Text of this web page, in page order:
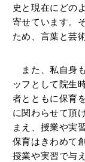
史と現在にどの
寄せています。
ため、言葉と芸
また、私自身
ッフとして院生
者とともに保育
に関わらせて頂
まえ、授業や実
保育はきわめて
授業や実習で与